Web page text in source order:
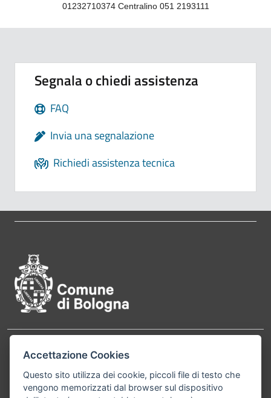
01232710374 Centralino 051 2193111
Segnala o chiedi assistenza
FAQ
Invia una segnalazione
Richiedi assistenza tecnica
Contatti
Comune di Bologna, Piazza Maggiore, 6 - 40124
Bologna P.Iva 01232710374 Cod. IBAN: IT 88 R
02008 02435 000020067156
Accettazione Cookies
Questo sito utilizza dei cookie, piccoli file di testo che
vengono memorizzati dal browser sul dispositivo